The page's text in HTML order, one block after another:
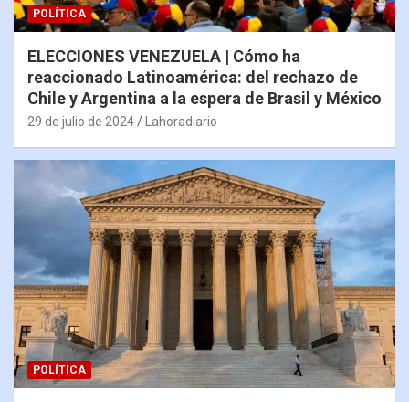
POLÍTICA
ELECCIONES VENEZUELA | Cómo ha
reaccionado Latinoamérica: del rechazo de
Chile y Argentina a la espera de Brasil y México
29 de julio de 2024 Lahoradiario
POLÍTICA